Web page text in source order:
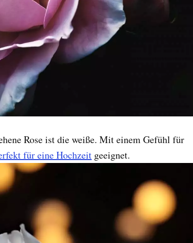
Rose ist die weiße. Mit einem Gefühl für
für eine Hochzeit geeignet.